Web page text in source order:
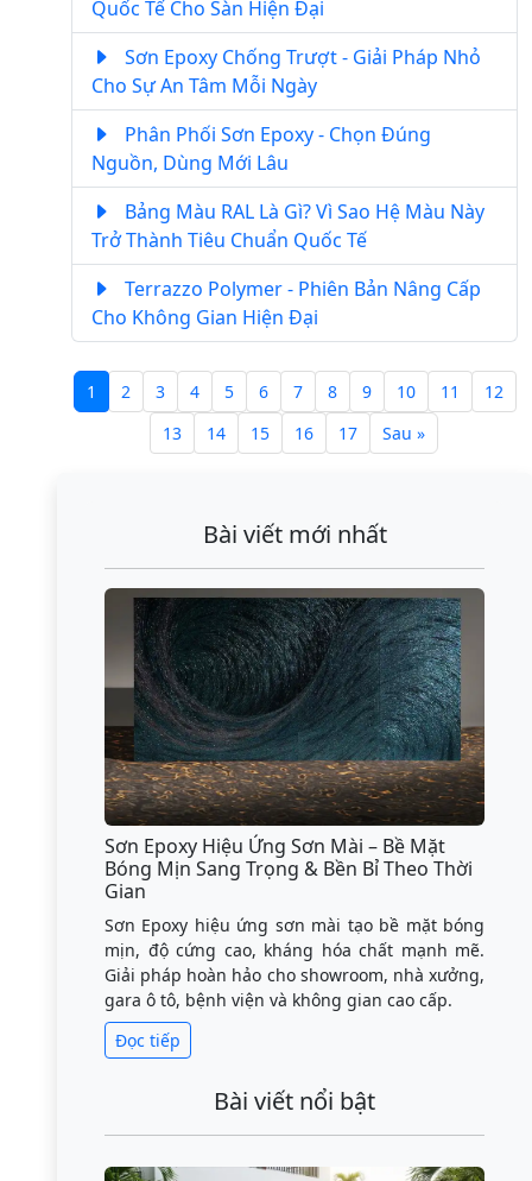
Quốc Tế Cho Sàn Hiện Đại
Sơn Epoxy Chống Trượt - Giải Pháp Nhỏ
Cho Sự An Tâm Mỗi Ngày
Phân Phối Sơn Epoxy - Chọn Đúng
Nguồn, Dùng Mới Lâu
Bảng Màu RAL Là Gì? Vì Sao Hệ Màu Này
Trở Thành Tiêu Chuẩn Quốc Tế
Terrazzo Polymer - Phiên Bản Nâng Cấp
Cho Không Gian Hiện Đại
1 2 3 4 5 6 7 8 9 10 11
12
13
14 15 16 17 Sau »
Bài viết mới nhất
Sơn Epoxy Hiệu Ứng Sơn Mài – Bề Mặt
Bóng Mịn Sang Trọng & Bền Bỉ Theo Thời
Gian
Sơn Epoxy hiệu ứng sơn mài tạo bề mặt bóng
mịn, độ cứng cao, kháng hóa chất mạnh mẽ.
Giải pháp hoàn hảo cho showroom, nhà xưởng,
gara ô tô, bệnh viện và không gian cao cấp.
Đọc tiếp
Bài viết nổi bật